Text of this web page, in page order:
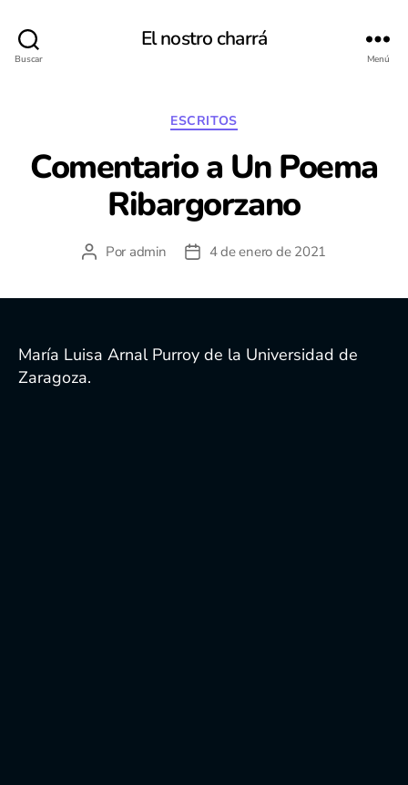
Buscar
El nostro charrá
Menú
Categorías
ESCRITOS
Comentario a Un Poema
Ribargorzano
Autor
Por admin
Fecha4 de enero de 2021
María Luisa Arnal Purroy de la Universidad de
Zaragoza.